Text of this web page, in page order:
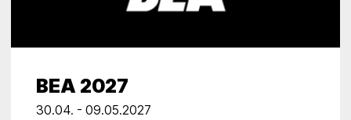
BEA 2027
30.04. - 09.05.2027